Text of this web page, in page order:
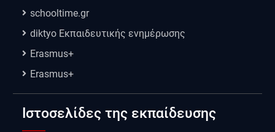
schooltime.gr
diktyo Εκπαιδευτικής ενημέρωσης
Erasmus+
Erasmus+
Ιστοσελίδες της εκπαίδευσης